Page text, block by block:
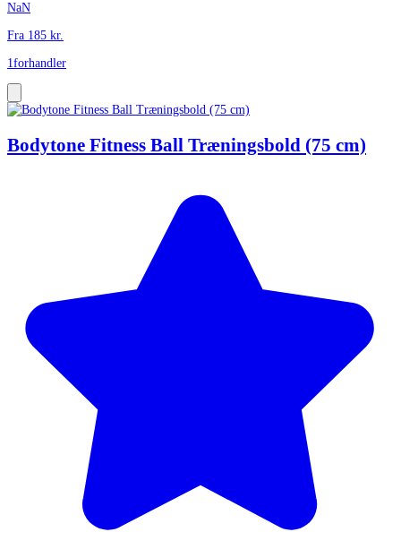
NaN
Fra 185 kr.
1forhandler
Bodytone Fitness Ball Træningsbold (75 cm)